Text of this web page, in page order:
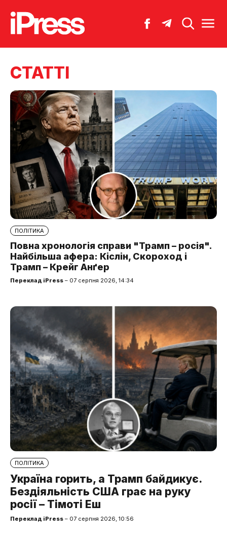
СТАТТІ
ПОЛІТИКА
Повна хронологія справи "Трамп – росія".
Найбільша афера: Кіслін, Скороход і
Трамп – Крейг Анґер
Переклад iPress – 07 серпня 2026, 14:34
ПОЛІТИКА
Україна горить, а Трамп байдикує.
Бездіяльність США грає на руку
росії – Тімоті Еш
Переклад iPress – 07 серпня 2026, 10:56